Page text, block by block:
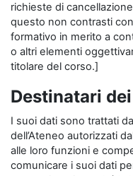
richieste di
questo non contrasti
formativo in merito a
o altri elementi
titolare del corso.]
Destinatari
I suoi dati sono trattati
dell’Ateneo autorizzati
alle loro funzioni e
comunicare i suoi dati